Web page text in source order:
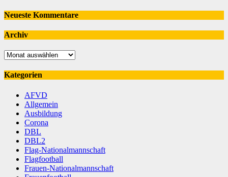
Neueste Kommentare
Archiv
Archiv
Kategorien
AFVD
Allgemein
Ausbildung
Corona
DBL
DBL2
Flag-Nationalmannschaft
Flagfootball
Frauen-Nationalmannschaft